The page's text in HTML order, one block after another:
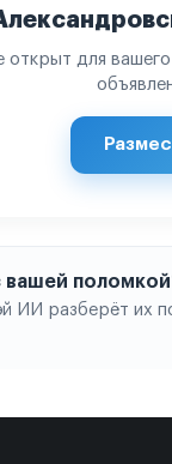
открыт для
вашей
ИИ разберёт их